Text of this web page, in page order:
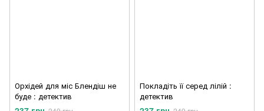
Орхідей для міс Блендіш не
буде : детектив
Покладіть її серед лілій :
детектив